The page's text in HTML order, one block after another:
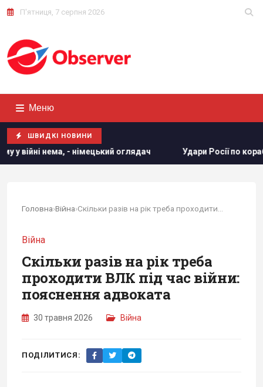
П'ятниця, 7 серпня 2026
Меню
ШВИДКІ НОВИНИ
оглядач Удари Росії по кораблях у Чорному морі: у FP
Головна›Війна›
Війна
Скільки разів на рік треба
проходити ВЛК під час війни:
пояснення адвоката
30 травня 2026 Війна
ПОДІЛИТИСЯ: